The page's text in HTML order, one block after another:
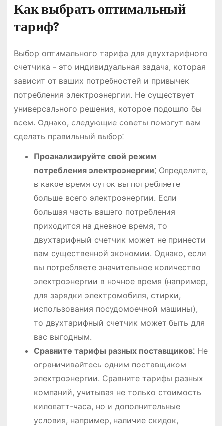
Как выбрать оптимальный
тариф?
Выбор оптимального тарифа для двухтарифного
счетчика – это индивидуальная задача, которая
зависит от ваших потребностей и привычек
потребления электроэнергии. Не существует
универсального решения, которое подошло бы
всем. Однако, следующие советы помогут вам
сделать правильный выбор⁚
Проанализируйте свой режим
потребления электроэнергии⁚Определите,
в какое время суток вы потребляете
больше всего электроэнергии. Если
большая часть вашего потребления
приходится на дневное время, то
двухтарифный счетчик может не принести
вам существенной экономии. Однако, если
вы потребляете значительное количество
электроэнергии в ночное время (например,
для зарядки электромобиля, стирки,
использования посудомоечной машины),
то двухтарифный счетчик может быть для
вас выгодным.
Сравните тарифы разных поставщиков⁚Не
ограничивайтесь одним поставщиком
электроэнергии. Сравните тарифы разных
компаний, учитывая не только стоимость
киловатт-часа, но и дополнительные
условия, например, наличие скидок,